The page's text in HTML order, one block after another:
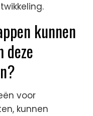
kunnen
deze
voor
kunnen